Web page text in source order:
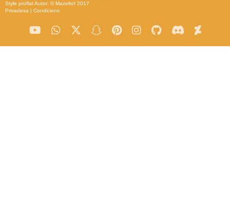
Style proflatAutor: ©Mazeltof 2017
Privadesa | Condicions